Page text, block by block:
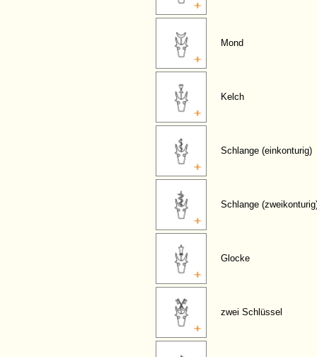
Mond
Kelch
Schlange (einkonturig)
Schlange
Glocke
zwei Schlüssel